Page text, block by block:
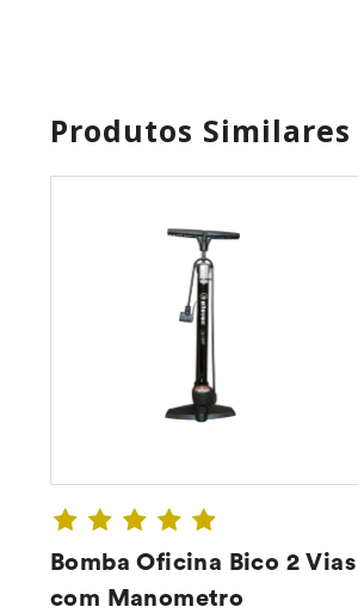
Produtos Similares
Bomba Oficina Bico 2 Vias
com Manometro